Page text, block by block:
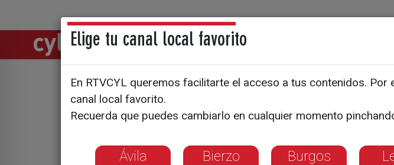
Directos Noticias
Artecalle reúne en la
talento artístico de
Elige tu canal local favorito
En RTVCYL queremos facilitarte el acceso a tus contenidos.
canal local favorito.
Recuerda que puedes cambiarlo en cualquier momento
Ávila Bierzo Burgos